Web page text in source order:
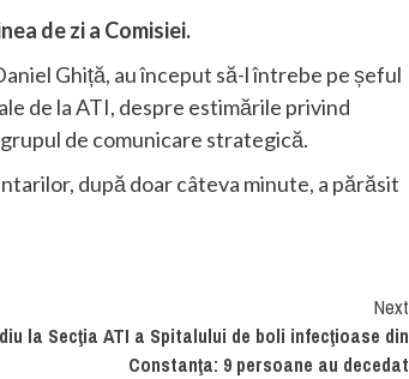
de zi a Comisiei.
Ghiță, au început să-l întrebe pe șeful
de la ATI, despre estimările privind
de comunicare strategică.
după doar câteva minute, a părăsit
Next
la Secţia ATI a Spitalului de boli infecţioase din
Constanţa: 9 persoane au decedat